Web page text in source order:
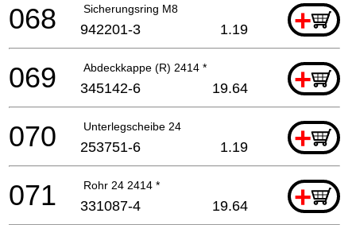
Sicherungsring M8 +
068 942201-3 1.19
Abdeckkappe (R) 2414 * +
069 345142-6 19.64
Unterlegscheibe 24 +
070 253751-6 1.19
Rohr 24 2414 * +
071 331087-4 19.64